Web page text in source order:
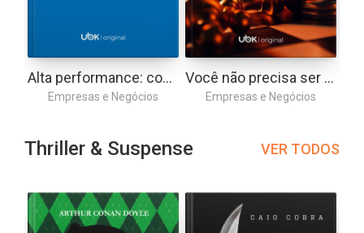
Alta performance: como engajar pessoas a atingir seu potencial máximo
Empresas e Negócios
Você não precisa ser impiedoso para vencer! Conquiste o sucesso sendo um líder altruísta
Empresas e Negócios
Thriller & Suspense VER TODOS